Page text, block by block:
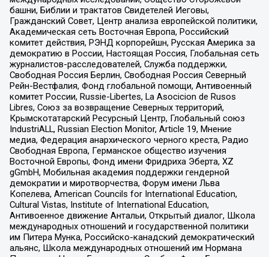
башни, Библии и трактатов Свидетелей Иеговы,
Гражданский Совет, Центр анализа европейской политики,
Академическая сеть Восточная Европа, Российский
комитет действия, РЭНД корпорейшн, Русская Америка за
демократию в России, Настоящая Россия, Глобальная сеть
журналистов-расследователей, Служба поддержки,
Свободная Россия Берлин, Свободная Россия Северный
Рейн-Вестфалия, Фонд глобальной помощи, Антивоенный
комитет России, Russie-Libertes, La Asocicion de Rusos
Libres, Союз за возвращение Северных территорий,
Крымскотатарский Ресурсный Центр, Глобальный союз
IndustriALL, Russian Election Monitor, Article 19, Мнение
медиа, Федерация анархического черного креста, Радио
Свободная Европа, Германское общество изучения
Восточной Европы, Фонд имени Фридриха Эберта, XZ
gGmbH, Мобильная академия поддержки гендерной
демократии и миротворчества, Форум имени Льва
Копелева, American Councils for International Education,
Cultural Vistas, Institute of International Education,
Антивоенное движение Антальи, Открытый диалог, Школа
международных отношений и государственной политики
им Питера Мунка, Российско-канадский демократический
альянс, Школа международных отношений им Нормана